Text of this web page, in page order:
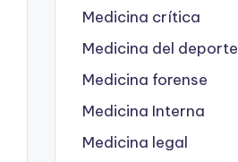
Medicina crítica
Medicina del deporte
Medicina forense
Medicina Interna
Medicina legal